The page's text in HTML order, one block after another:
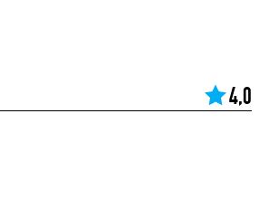
4,0